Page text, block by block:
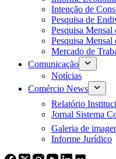
Intenção de
Pesquisa de
Pesquisa
Pesquisa
Mercado de
Comunicação
Notícias
Comércio News
Relatório
Jornal Sistema
Galeria de
Informe Jurídico